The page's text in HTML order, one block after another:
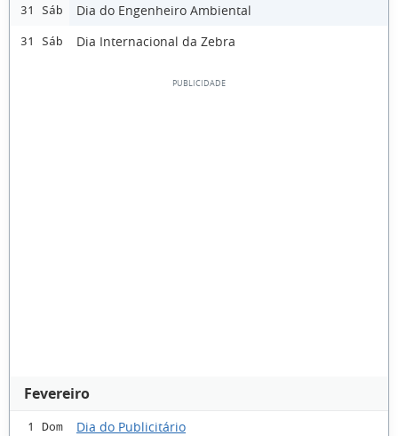
31 Sáb Dia do Engenheiro Ambiental
31 Sáb Dia Internacional da Zebra
Fevereiro
1 Dom Dia do Publicitário